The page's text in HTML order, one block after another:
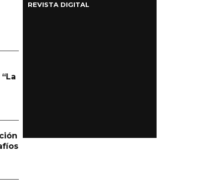
REVISTA DIGITAL